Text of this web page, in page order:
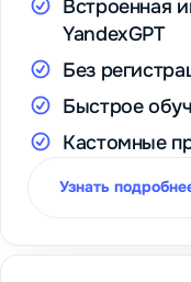
Встроенная
YandexGPT
Без
Быстрое
Кастомные
Узнать